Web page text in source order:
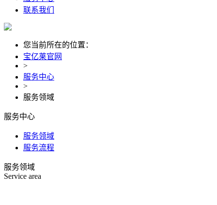
联系我们
您当前所在的位置：
宝亿莱官网
>
服务中心
>
服务领域
服务中心
服务领域
服务流程
服务领域
Service area